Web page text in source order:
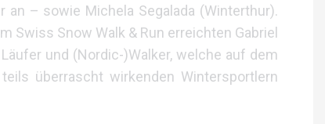
an – sowie Michela Segalada (Winterthur).
Swiss Snow Walk & Run erreichten Gabriel
und (Nordic-)Walker, welche auf dem
überrascht wirkenden Wintersportlern